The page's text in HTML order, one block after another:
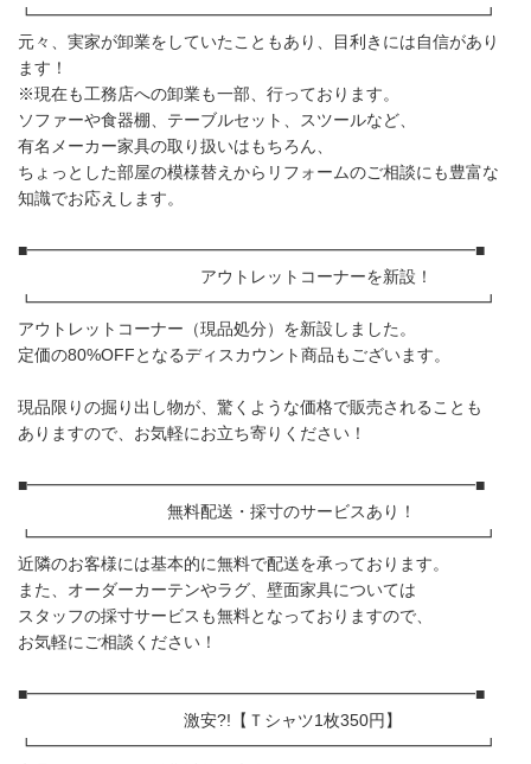
┗━━━━━━━━━━━━━━━━━━━━━━━━━━━┛
元々、実家が卸業をしていたこともあり、目利きには自信があり
ます！
※現在も工務店への卸業も一部、行っております。
ソファーや食器棚、テーブルセット、スツールなど、
有名メーカー家具の取り扱いはもちろん、
ちょっとした部屋の模様替えからリフォームのご相談にも豊富な
知識でお応えします。
■━━━━━━━━━━━━━━━━━━━━━━━━━━━■
アウトレットコーナーを新設！
┗━━━━━━━━━━━━━━━━━━━━━━━━━━━┛
アウトレットコーナー（現品処分）を新設しました。
定価の80%OFFとなるディスカウント商品もございます。
現品限りの掘り出し物が、驚くような価格で販売されることも
ありますので、お気軽にお立ち寄りください！
■━━━━━━━━━━━━━━━━━━━━━━━━━━━■
無料配送・採寸のサービスあり！
┗━━━━━━━━━━━━━━━━━━━━━━━━━━━┛
近隣のお客様には基本的に無料で配送を承っております。
また、オーダーカーテンやラグ、壁面家具については
スタッフの採寸サービスも無料となっておりますので、
お気軽にご相談ください！
■━━━━━━━━━━━━━━━━━━━━━━━━━━━■
激安?!【Ｔシャツ1枚350円】
┗━━━━━━━━━━━━━━━━━━━━━━━━━━━┛